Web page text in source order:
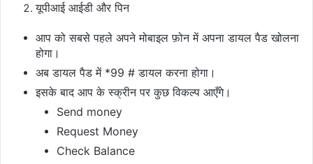
यूपीआई आईडी और पिन
आप को सबसे पहले अपने मोबाइल फ़ोन में अपना डायल पैड खोलना
होगा।
अब डायल पैड में *99 # डायल करना होगा।
इसके बाद आप के स्क्रीन पर कुछ विकल्प आएँगे।
Send money
Request Money
Check Balance